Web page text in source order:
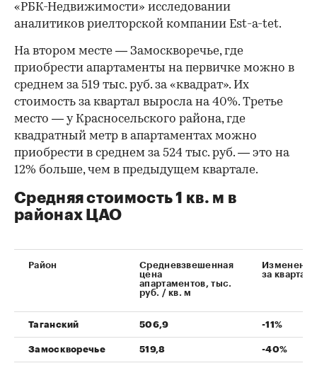
«РБК-Недвижимости» исследовании
аналитиков риелторской компании Est-a-tet.
На втором месте — Замоскворечье, где
приобрести апартаменты на первичке можно в
среднем за 519 тыс. руб. за «квадрат». Их
стоимость за квартал выросла на 40%. Третье
место — у Красносельского района, где
квадратный метр в апартаментах можно
приобрести в среднем за 524 тыс. руб. — это на
12% больше, чем в предыдущем квартале.
Средняя стоимость 1 кв. м в
районах ЦАО
Район
Средневзвешенная
цена
апартаментов, тыс.
руб. / кв. м
Изменение
за квартал
Таганский 506,9 -11%
Замоскворечье 519,8 -40%